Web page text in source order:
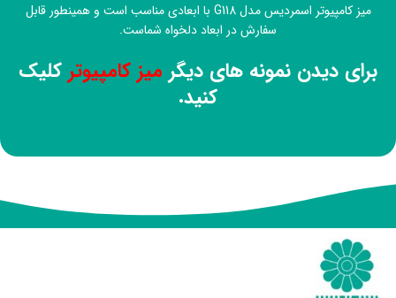
میز کامپیوتر اسمردیس مدل G118 با ابعادی مناسب است و همینطور قابل
سفارش در ابعاد دلخواه شماست.
برای دیدن نمونه های دیگر میز کامپیوتر کلیک
کنید.